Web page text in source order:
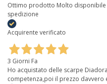
Ottimo prodotto Molto disponibile
spedizione
Acquirente verificato
3 Giorni Fa
Ho acquistato delle scarpe
competenza,poi il prezzo davvero